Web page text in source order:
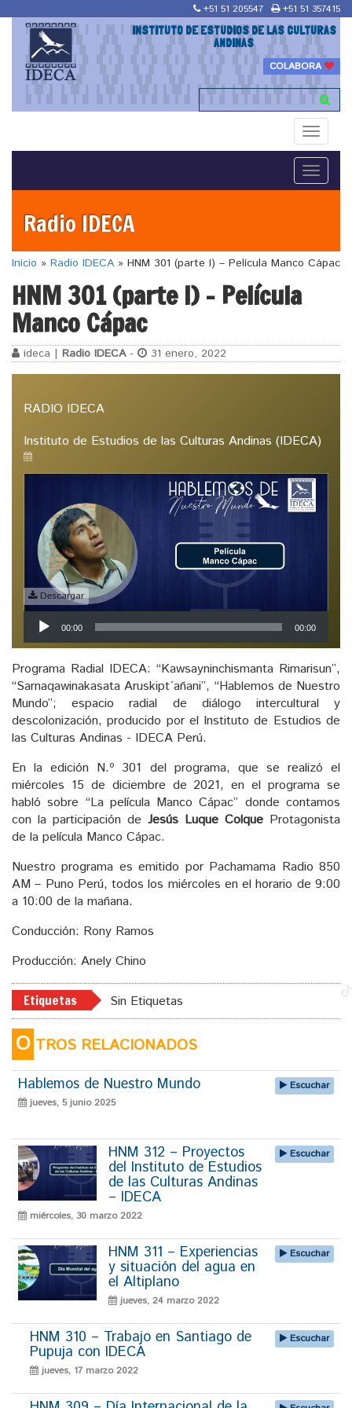
+51 51 205547 +51 51 357415
INSTITUTO DE ESTUDIOS DE LAS CULTURAS
ANDINAS
COLABORA
Toggle
Toggle
Radio IDECA
Inicio » Radio IDECA » HNM 301 (parte I) – Película Manco Cápac
HNM 301 (parte I) – Película
Manco Cápac
ideca | Radio IDECA- 31 enero, 2022
RADIO IDECA
Instituto de Estudios de las Culturas Andinas (IDECA)
Descargar
Reproductor
de
audio
00:00 00:00
Programa Radial IDECA: “Kawsayninchismanta Rimarisun”,
“Sarnaqawinakasata Aruskipt´añani”, “Hablemos de Nuestro
Mundo”; espacio radial de diálogo intercultural y
descolonización, producido por el Instituto de Estudios de
las Culturas Andinas - IDECA Perú.
En la edición N.º 301 del programa, que se realizó el
miércoles 15 de diciembre de 2021, en el programa se
habló sobre “La película Manco Cápac” donde contamos
con la participación de Jesús Luque Colque Protagonista
de la película Manco Cápac.
Nuestro programa es emitido por Pachamama Radio 850
AM – Puno Perú, todos los miércoles en el horario de 9:00
a 10:00 de la mañana.
Conducción: Rony Ramos
Producción: Anely Chino
Etiquetas Sin Etiquetas
O TROS RELACIONADOS
Hablemos de Nuestro Mundo
jueves, 5 junio 2025
Escuchar
HNM 312 – Proyectos
del Instituto de Estudios
de las Culturas Andinas
– IDECA
miércoles, 30 marzo 2022
Escuchar
HNM 311 – Experiencias
y situación del agua en
el Altiplano
jueves, 24 marzo 2022
Escuchar
HNM 310 – Trabajo en Santiago de
Pupuja con IDECA
jueves, 17 marzo 2022
Escuchar